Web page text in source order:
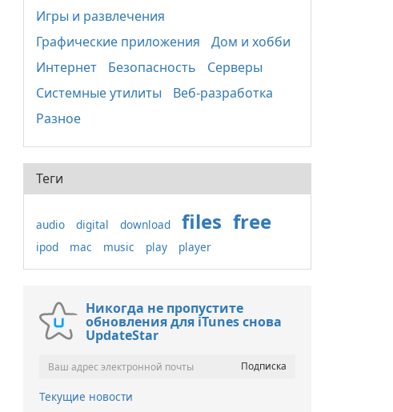
Игры и развлечения
Графические приложения
Дом и хобби
Интернет
Безопасность
Серверы
Системные утилиты
Веб-разработка
Разное
Теги
audio digital download files free
ipod mac music play player
Никогда не пропустите
обновления для iTunes снова
UpdateStar
Текущие новости